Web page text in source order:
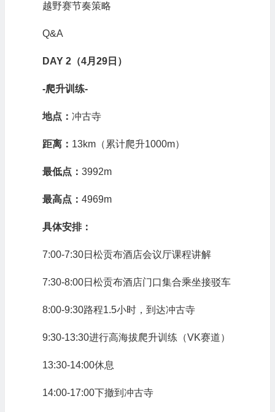
越野赛节奏策略
Q&A
DAY 2（4月29日）
-爬升训练-
地点： 冲古寺
距离： 13km（累计爬升1000m）
最低点： 3992m
最高点： 4969m
具体安排：
7:00-7:30日松贡布酒店会议厅课程讲解
7:30-8:00日松贡布酒店门口集合乘坐接驳车
8:00-9:30路程1.5小时，到达冲古寺
9:30-13:30进行高海拔爬升训练（VK赛道）
13:30-14:00休息
14:00-17:00下撤到冲古寺